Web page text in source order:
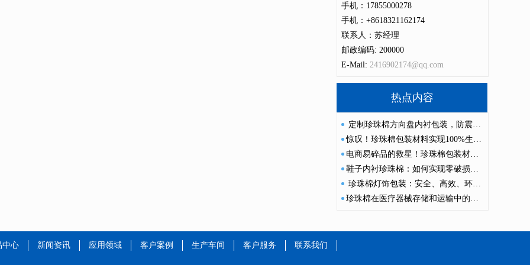
手机：17855000278
手机：+8618321162174
联系人：苏经理
邮政编码: 200000
E-Mail: 2416902174@qq.com
热点内容
定制珍珠棉方向盘内衬包装，防震抗压，安全运输
惊叹！珍珠棉包装材料实现100%生物基原料替代！
电商易碎品的救星！珍珠棉包装材料降低破损率 60%
鞋子内衬珍珠棉：如何实现零破损运输？
珍珠棉灯饰包装：安全、高效、环保的理想选择
珍珠棉在医疗器械存储和运输中的应用：保障精密设备安全与卫生
中心 新闻资讯 应用领域 客户案例 生产车间 客户服务 联系我们